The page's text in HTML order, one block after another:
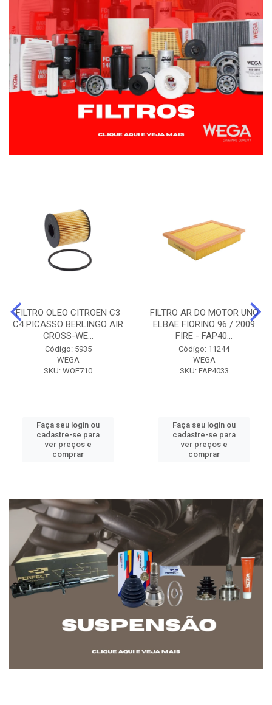
FILTRO OLEO CITROEN C3
C4 PICASSO BERLINGO AIR
CROSS-WE...
Código: 5935
WEGA
SKU: WOE710
Faça seu login ou
cadastre-se para
ver preços e
comprar
FILTRO AR DO MOTOR UNO
ELBAE FIORINO 96 / 2009
FIRE - FAP40...
Código: 11244
WEGA
SKU: FAP4033
Faça seu login ou
cadastre-se para
ver preços e
comprar